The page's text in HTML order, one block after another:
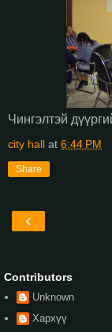
Чингэлтэй
city hall at 6:44 PM
Share
‹
Contributors
Unknown
Хархүү